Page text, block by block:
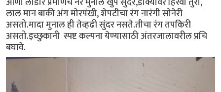
लाल मान बाकी अंग मोरपंखी, शेपटीचा रंग नारंगी सोनेरी
असतो.मादा मुनाल ही तेव्हढी सुंदर नसते.तीचा रंग तपकिरी
असतो.इच्छुकानी स्पष्ट कल्पना येण्यासाठी अंतरजालावरील प्रचि
बघावे.